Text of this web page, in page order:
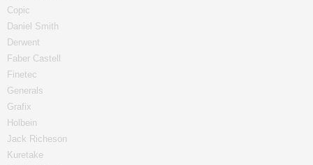
Copic
Daniel Smith
Derwent
Faber Castell
Finetec
Generals
Grafix
Holbein
Jack Richeson
Kuretake